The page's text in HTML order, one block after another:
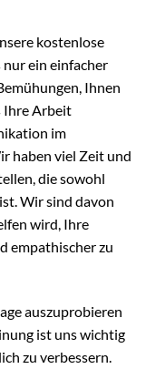
kostenlose
ein einfacher
Ihnen
Ihre Arbeit
im
haben viel Zeit und
die sowohl
Wir sind davon
wird, Ihre
empathischer zu
auszuprobieren
ist uns wichtig
zu verbessern.